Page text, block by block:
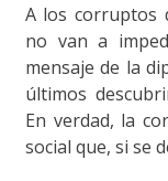
A los corruptos
no van a
mensaje de la
últimos
En verdad, la
social que, si se